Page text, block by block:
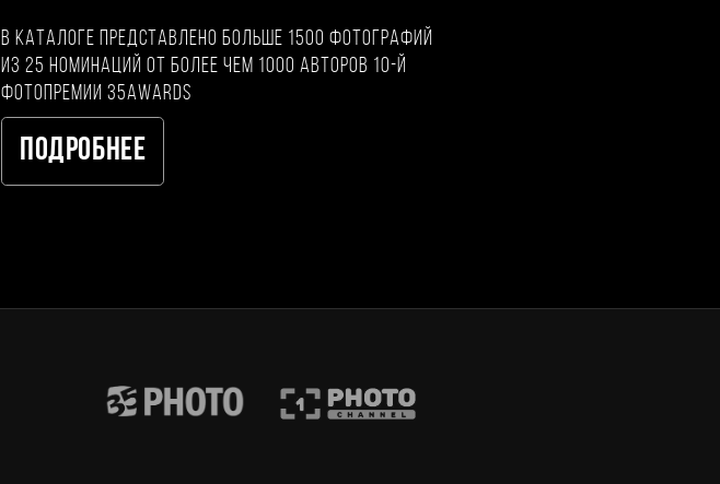
В каталоге представлено больше 1500 фотографий
из 25 номинаций от более чем 1000 авторов 10-й
фотопремии 35AWARDS
Подробнее